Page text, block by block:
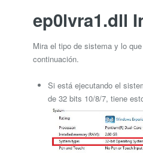
ep0lvra1.dll
Mira el tipo de sistema y lo
continuación.
Si está ejecutando el
de 32 bits 10/8/7, tiene